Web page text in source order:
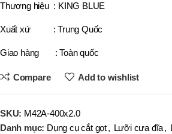
Thương hiệu : KING BLUE
Xuất xứ : Trung Quốc
Giao hàng : Toàn quốc
Compare Add to wishlist
SKU: M42A-400x2.0
Danh mục: Dụng cụ cắt gọt, Lưỡi cưa đĩa,